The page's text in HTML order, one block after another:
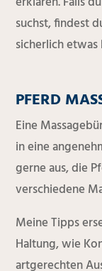
suchst, findest
sicherlich etwas
PFERD
Eine
in eine
gerne aus, die
verschiedene
Meine Tipps
Haltung, wie
artgerechten